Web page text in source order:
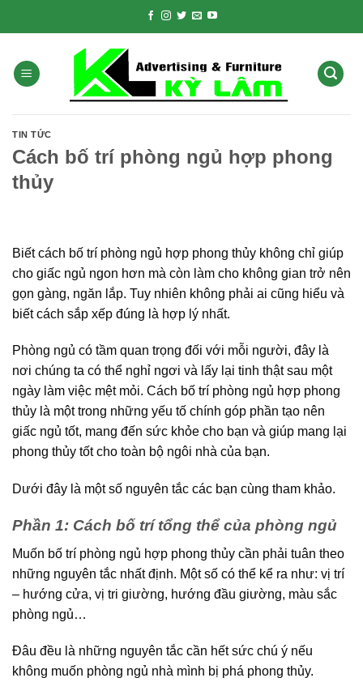
TIN TỨC
Cách bố trí phòng ngủ hợp phong
thủy
Biết cách bố trí phòng ngủ hợp phong thủy không chỉ giúp
cho giấc ngủ ngon hơn mà còn làm cho không gian trở nên
gọn gàng, ngăn lắp. Tuy nhiên không phải ai cũng hiểu và
biết cách sắp xếp đúng là hợp lý nhất.
Phòng ngủ có tầm quan trọng đối với mỗi người, đây là
nơi chúng ta có thể nghỉ ngơi và lấy lại tinh thật sau một
ngày làm việc mệt mỏi. Cách bố trí phòng ngủ hợp phong
thủy là một trong những yếu tố chính góp phần tạo nên
giấc ngủ tốt, mang đến sức khỏe cho bạn và giúp mang lại
phong thủy tốt cho toàn bộ ngôi nhà của bạn.
Dưới đây là một số nguyên tắc các bạn cùng tham khảo.
Phần 1: Cách bố trí tổng thể của phòng ngủ
Muốn bố trí phòng ngủ hợp phong thủy cần phải tuân theo
những nguyên tắc nhất định. Một số có thể kể ra như: vị trí
– hướng cửa, vị tri giường, hướng đầu giường, màu sắc
phòng ngủ…
Đâu đều là những nguyên tắc cần hết sức chú ý nếu
không muốn phòng ngủ nhà mình bị phá phong thủy.